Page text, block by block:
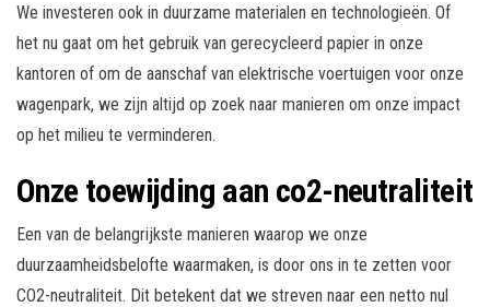
We investeren ook in duurzame materialen en technologieën. Of
het nu gaat om het gebruik van gerecycleerd papier in onze
kantoren of om de aanschaf van elektrische voertuigen voor onze
wagenpark, we zijn altijd op zoek naar manieren om onze impact
op het milieu te verminderen.
Onze toewijding aan co2-neutraliteit
Een van de belangrijkste manieren waarop we onze
duurzaamheidsbelofte waarmaken, is door ons in te zetten voor
CO2-neutraliteit. Dit betekent dat we streven naar een netto nul